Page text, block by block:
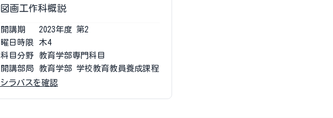
図画工作科概説
開講期 2023年度 第2
曜日時限
木4
科目分野
教育学部専門科目
開講部局
教育学部 学校教育教員養成課程
シラバスを確認